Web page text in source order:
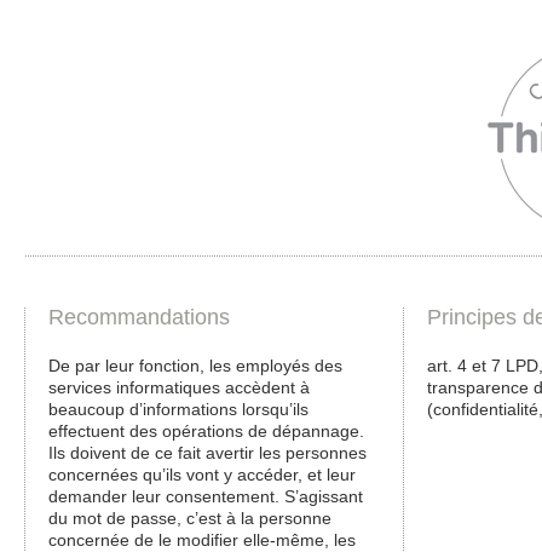
Recommandations
De par leur fonction, les employés des
services informatiques accèdent à
beaucoup d’informations lorsqu’ils
effectuent des opérations de dépannage.
Ils doivent de ce fait avertir les personnes
concernées qu’ils vont y accéder, et leur
demander leur consentement. S’agissant
du mot de passe, c’est à la personne
concernée de le modifier elle-même, les
Principes
art. 4 et 7
transparence